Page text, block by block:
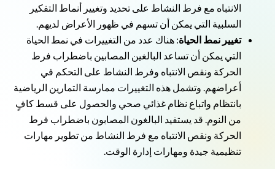
الانتباه مع فرط النشاط على تحديد وتغيير أنماط التفكير
السلبية التي يمكن أن تسهم في ظهور الأعراض لديهم.
تغيير نمط الحياة: هناك عدد من التغييرات في نمط الحياة
التي يمكن أن تساعد البالغين المصابين باضطراب فرط
الحركة ونقص الانتباه وفرط النشاط على التحكم في
أعراضهم. وتشمل هذه التغييرات ممارسة التمارين الرياضية
بانتظام واتباع نظام غذائي صحي والحصول على قسط كافٍ
من النوم. قد يستفيد البالغون المصابون باضطراب فرط
الحركة ونقص الانتباه مع فرط النشاط من تطوير مهارات
تنظيمية جيدة ومهارات إدارة الوقت.